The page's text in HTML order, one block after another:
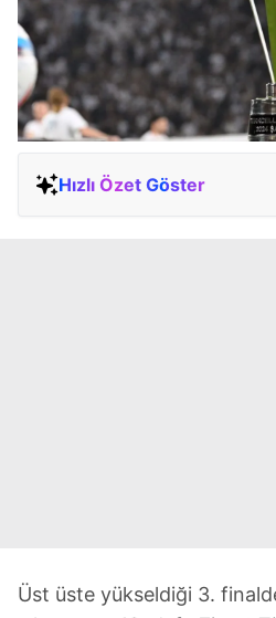
Hızlı Özet Göster
Üst üste yükseldiği 3.